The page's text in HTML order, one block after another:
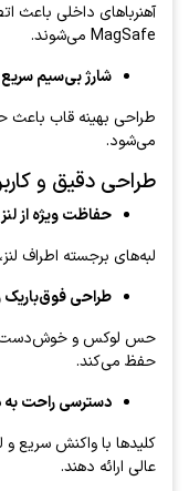
آهنرباهای داخلی باعث
MagSafe می‌شوند.
شارژ بی‌سیم
طراحی بهینه قاب باعث
می‌شود.
طراحی دقیق و
حفاظت ویژه از
لبه‌های برجسته اطراف
طراحی
حس لوکس و خوش‌دست
حفظ می‌کند.
دسترسی راحت به
کلیدها با واکنش سریع
عالی ارائه دهند.